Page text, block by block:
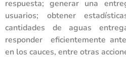
respuesta; generar una
usuarios; obtener
cantidades de aguas
responder eficientemente
en los cauces, entre otras